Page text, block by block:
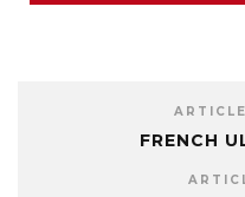
FRENCH